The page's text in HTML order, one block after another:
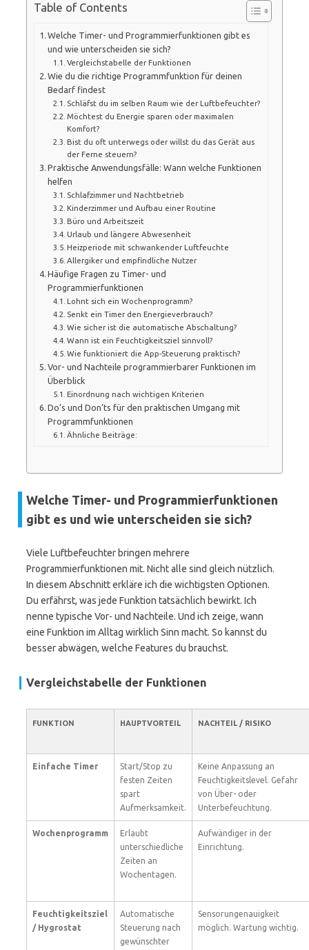
Table of Contents
Welche Timer- und Programmierfunktionen gibt es
und wie unterscheiden sie sich?
Vergleichstabelle der Funktionen
Wie du die richtige Programmfunktion für deinen
Bedarf findest
Schläfst du im selben Raum wie der Luftbefeuchter?
Möchtest du Energie sparen oder maximalen
Komfort?
Bist du oft unterwegs oder willst du das Gerät aus
der Ferne steuern?
Praktische Anwendungsfälle: Wann welche Funktionen
helfen
Schlafzimmer und Nachtbetrieb
Kinderzimmer und Aufbau einer Routine
Büro und Arbeitszeit
Urlaub und längere Abwesenheit
Heizperiode mit schwankender Luftfeuchte
Allergiker und empfindliche Nutzer
Häufige Fragen zu Timer- und
Programmierfunktionen
Lohnt sich ein Wochenprogramm?
Senkt ein Timer den Energieverbrauch?
Wie sicher ist die automatische Abschaltung?
Wann ist ein Feuchtigkeitsziel sinnvoll?
Wie funktioniert die App-Steuerung praktisch?
Vor- und Nachteile programmierbarer Funktionen im
Überblick
Einordnung nach wichtigen Kriterien
Do’s und Don’ts für den praktischen Umgang mit
Programmfunktionen
Ähnliche Beiträge:
Welche Timer- und Programmierfunktionen
gibt es und wie unterscheiden sie sich?
Viele Luftbefeuchter bringen mehrere
Programmierfunktionen mit. Nicht alle sind gleich nützlich.
In diesem Abschnitt erkläre ich die wichtigsten Optionen.
Du erfährst, was jede Funktion tatsächlich bewirkt. Ich
nenne typische Vor- und Nachteile. Und ich zeige, wann
eine Funktion im Alltag wirklich Sinn macht. So kannst du
besser abwägen, welche Features du brauchst.
Vergleichstabelle der Funktionen
FUNKTION HAUPTVORTEIL NACHTEIL / RISIKO
Einfache Timer
Start/Stop zu
festen Zeiten
spart
Aufmerksamkeit.
Keine Anpassung an
Feuchtigkeitslevel. Gefahr
von Über- oder
Unterbefeuchtung.
Wochenprogramm
Erlaubt
unterschiedliche
Zeiten an
Wochentagen.
Aufwändiger in der
Einrichtung.
Feuchtigkeitsziel
/ Hygrostat
Automatische
Steuerung nach
gewünschter
Sensorungenauigkeit
möglich. Wartung wichtig.